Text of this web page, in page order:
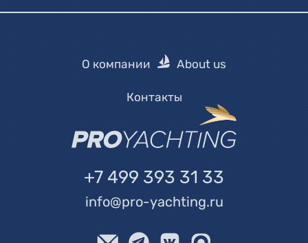
О компании About us
Контакты
+7 499 393 31 33
info@pro-yachting.ru